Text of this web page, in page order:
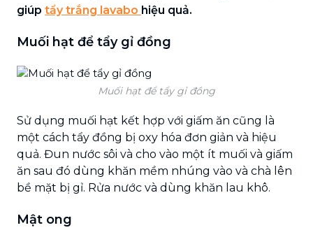
giúp tẩy trắng lavabo hiệu quả.
Muối hạt để tẩy gỉ đồng
Muối hạt để tẩy gỉ đồng
Sử dụng muối hạt kết hợp với giấm ăn cũng là
một cách tẩy đồng bị oxy hóa đơn giản và hiệu
quả. Đun nước sôi và cho vào một ít muối và giấm
ăn sau đó dùng khăn mềm nhúng vào và chà lên
bề mặt bị gỉ. Rửa nước và dùng khăn lau khô.
Mật ong